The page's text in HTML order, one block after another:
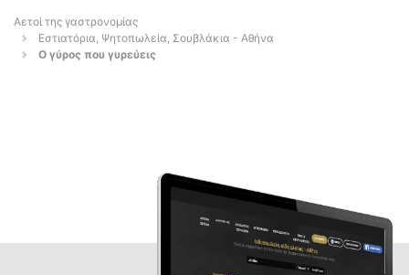
Αετοί της γαστρονομίας
Εστιατόρια, Ψητοπωλεία, Σουβλάκια - Αθήνα
Ο γύρος που γυρεύεις